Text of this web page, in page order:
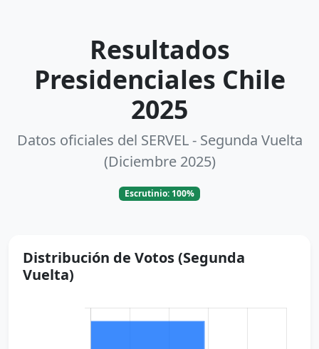
Resultados
Presidenciales Chile
2025
Datos oficiales del SERVEL - Segunda Vuelta
(Diciembre 2025)
Escrutinio: 100%
Distribución de Votos (Segunda
Vuelta)